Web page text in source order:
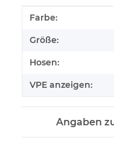
Produkteigenschaft
Wert
Farbe:
Größe:
Hosen:
VPE anzeigen:
Angaben